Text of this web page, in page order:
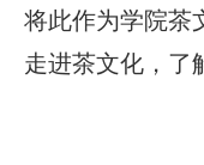
将此作为学院茶
走进茶文化，了